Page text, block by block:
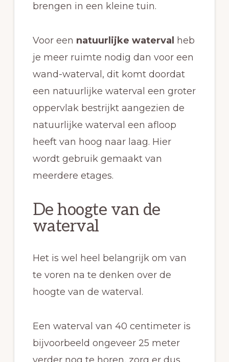
brengen in een kleine tuin.
Voor een natuurlijke waterval
heb
je meer ruimte nodig dan voor een
wand-waterval, dit komt doordat
een natuurlijke waterval een groter
oppervlak bestrijkt aangezien de
natuurlijke waterval een afloop
heeft van hoog naar laag. Hier
wordt gebruik gemaakt van
meerdere etages.
De hoogte van de
waterval
Het is wel heel belangrijk om van
te voren na te denken over de
hoogte van de waterval.
Een waterval van 40 centimeter is
bijvoorbeeld ongeveer 25 meter